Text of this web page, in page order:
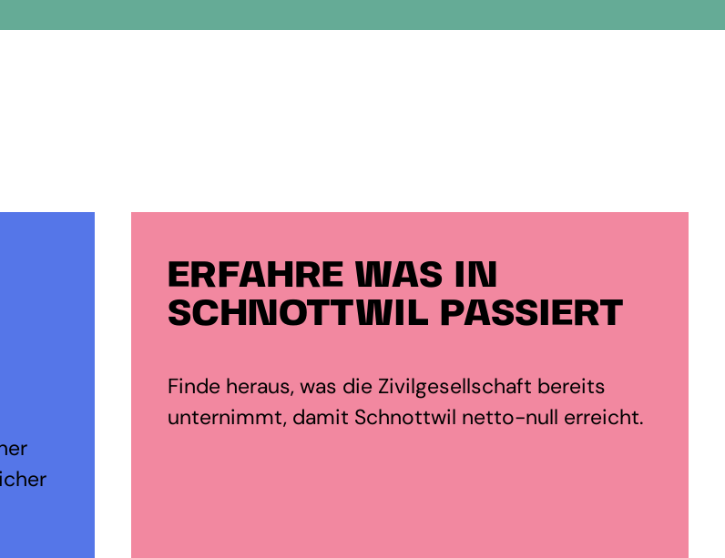
ERFAHRE WAS IN
SCHNOTTWIL PASSIERT
Finde heraus, was die Zivilgesellschaft bereits
unternimmt, damit Schnottwil netto-null erreicht.